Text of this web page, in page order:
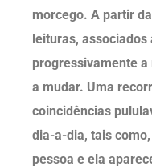
morcego. A partir
leituras,
progressivamente
a mudar. Uma
coincidências
dia-a-dia, tais
pessoa e ela